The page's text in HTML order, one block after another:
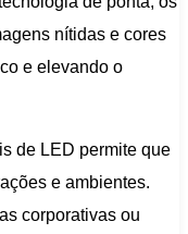
nítidas e cores
e elevando o
de LED permite que
e ambientes.
corporativas ou